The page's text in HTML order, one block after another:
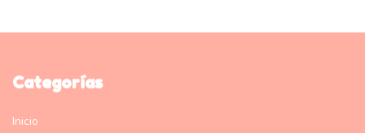
Categorías
Inicio